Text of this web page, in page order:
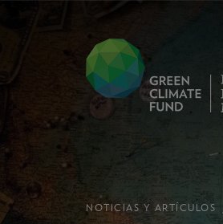
NOTICIAS Y ARTÍCULOS